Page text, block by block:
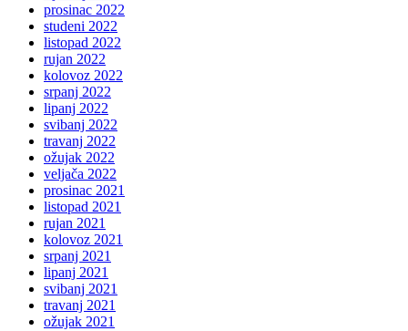
prosinac 2022
studeni 2022
listopad 2022
rujan 2022
kolovoz 2022
srpanj 2022
lipanj 2022
svibanj 2022
travanj 2022
ožujak 2022
veljača 2022
prosinac 2021
listopad 2021
rujan 2021
kolovoz 2021
srpanj 2021
lipanj 2021
svibanj 2021
travanj 2021
ožujak 2021